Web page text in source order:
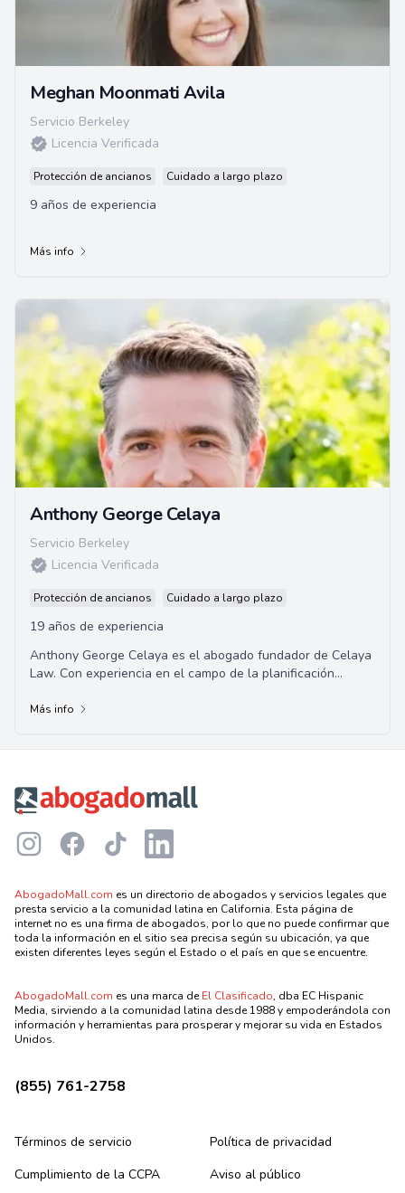
Meghan Moonmati Avila
Servicio Berkeley
Licencia Verificada
Protección de ancianos Cuidado a largo plazo
9 años de experiencia
Más info
Anthony George Celaya
Servicio Berkeley
Licencia Verificada
Protección de ancianos Cuidado a largo plazo
19 años de experiencia
Anthony George Celaya es el abogado fundador de Celaya
Law. Con experiencia en el campo de la planificación
Más info
InstagramFacebookTikTok LinkedIn
AbogadoMall.com es un directorio de abogados y servicios legales que
presta servicio a la comunidad latina en California. Esta página de
internet no es una firma de abogados, por lo que no puede confirmar que
toda la información en el sitio sea precisa según su ubicación, ya que
existen diferentes leyes según el Estado o el país en que se encuentre.
AbogadoMall.com es una marca deEl Clasificado, dba EC Hispanic
Media, sirviendo a la comunidad latina desde 1988 y empoderándola con
información y herramientas para prosperar y mejorar su vida en Estados
Unidos.
(855) 761-2758
Términos de servicio
Política de privacidad
Cumplimiento de la CCPA
Aviso al público